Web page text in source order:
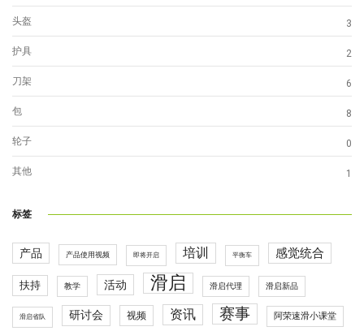
头盔 3
护具 2
刀架 6
包 8
轮子 0
其他 1
标签
产品 产品使用视频 即将开启 培训 平衡车 感觉统合
扶持 教学 活动 滑启 滑启代理 滑启新品
滑启省队 研讨会 视频 资讯 赛事 阿荣速滑小课堂